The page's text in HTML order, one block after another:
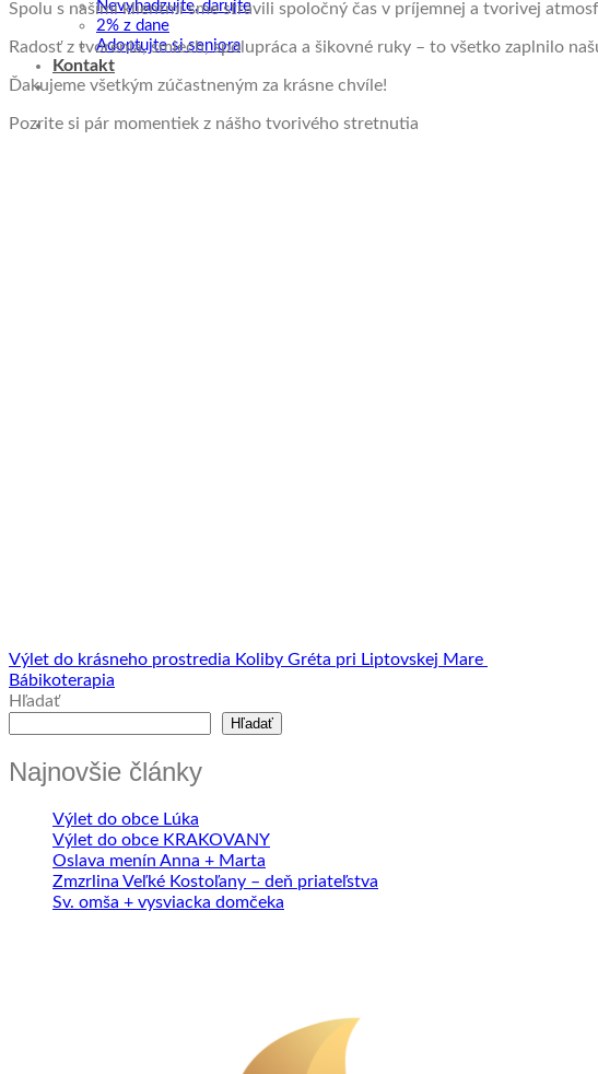
Nevyhadzujte, darujte
2% z dane
Adoptujte si seniora
Kontakt
Spolu s našimi klientmi sme strávili spoločný čas v príjemnej a tvorivej
Radosť z tvorenia, smiech, spolupráca a šikovné ruky – to všetko zaplnilo
Ďakujeme všetkým zúčastneným za krásne chvíle!
Pozrite si pár momentiek z nášho tvorivého stretnutia
Výlet do krásneho prostredia Koliby Gréta pri Liptovskej Mare
Bábikoterapia
Hľadať
Hľadať
Najnovšie články
Výlet do obce Lúka
Výlet do obce KRAKOVANY
Oslava menín Anna + Marta
Zmzrlina Veľké Kostoľany – deň priateľstva
Sv. omša + vysviacka domčeka